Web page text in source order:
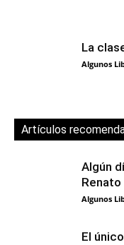
La
Algunos
Artículos
Algún
Renato
Algunos
El